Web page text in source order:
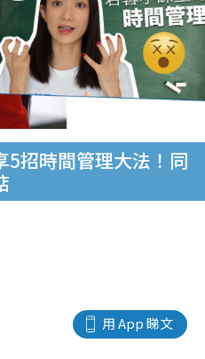
5招時間管理大法！同
用 App 睇文